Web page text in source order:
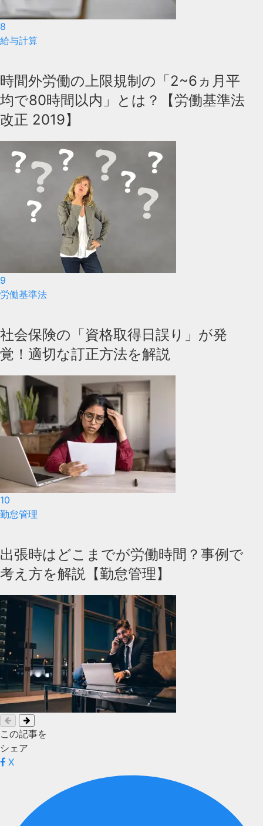
8
給与計算
時間外労働の上限規制の「2~6ヵ月平
均で80時間以内」とは？【労働基準法
改正 2019】
9
労働基準法
社会保険の「資格取得日誤り」が発
覚！適切な訂正方法を解説
10
勤怠管理
出張時はどこまでが労働時間？事例で
考え方を解説【勤怠管理】
この記事を
シェア
X